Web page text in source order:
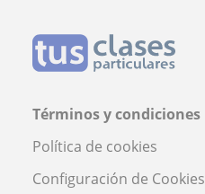
Términos y condiciones
Política de cookies
Configuración de Cookies